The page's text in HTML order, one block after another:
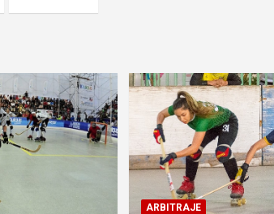
ARBITRAJE